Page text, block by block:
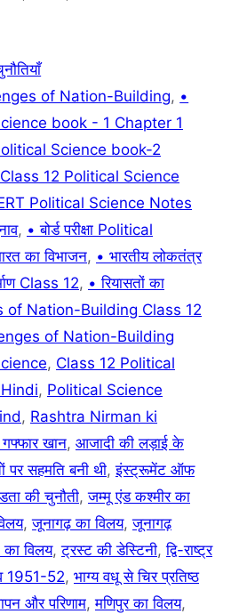
of Nation-Building, •
book - 1 Chapter 1
Science book-2
12 Political Science
Political Science Notes
, • बोर्ड परीक्षा Political
का विभाजन, • भारतीय लोकतंत्र
Class 12, • रियासतों का
of Nation-Building Class 12
of Nation-Building
, Class 12 Political
, Political Science
, Rashtra Nirman ki
खान, आजादी की लड़ाई के
पर सहमति बनी थी,इंस्ट्रूमेंट ऑफ
की चुनौती,जम्मू एंड कश्मीर का
,जूनागढ़ का विलय,जूनागढ़
का विलय,ट्रस्ट की डेस्टिनी,द्वि-राष्ट्र
1951-52, भाग्य वधू से चिर प्रतिष्ठ
और परिणाम,मणिपुर का विलय,